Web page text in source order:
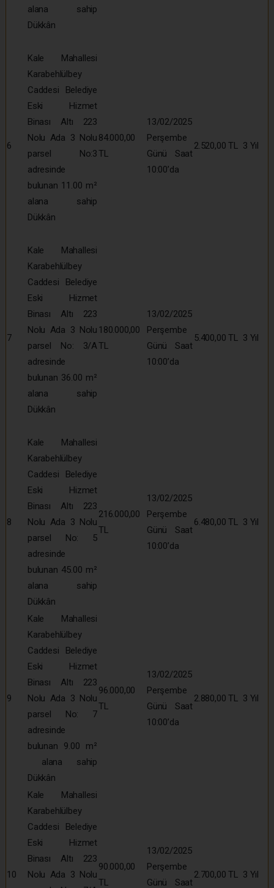
alana sahip
Dükkân
6
Kale Mahallesi
Karabehlülbey
Caddesi Belediye
Eski Hizmet
Binası Altı 223
Nolu Ada 3 Nolu
parsel No:3
adresinde
bulunan 11.00 m²
alana sahip
Dükkân
84.000,00
TL
13/02/2025
Perşembe
Günü Saat
10:00’da
2.520,00 TL 3 Yıl
7
Kale Mahallesi
Karabehlülbey
Caddesi Belediye
Eski Hizmet
Binası Altı 223
Nolu Ada 3 Nolu
parsel No: 3/A
adresinde
bulunan 36.00 m²
alana sahip
Dükkân
180.000,00
TL
13/02/2025
Perşembe
Günü Saat
10:00’da
5.400,00 TL 3 Yıl
8
Kale Mahallesi
Karabehlülbey
Caddesi Belediye
Eski Hizmet
Binası Altı 223
Nolu Ada 3 Nolu
parsel No: 5
adresinde
bulunan 45.00 m²
alana sahip
Dükkân
216.000,00
TL
13/02/2025
Perşembe
Günü Saat
10:00’da
6.480,00 TL 3 Yıl
9
Kale Mahallesi
Karabehlülbey
Caddesi Belediye
Eski Hizmet
Binası Altı 223
Nolu Ada 3 Nolu
parsel No: 7
adresinde
bulunan 9.00 m²
alana sahip
Dükkân
96.000,00
TL
13/02/2025
Perşembe
Günü Saat
10:00’da
2.880,00 TL 3 Yıl
10
Kale Mahallesi
Karabehlülbey
Caddesi Belediye
Eski Hizmet
Binası Altı 223
Nolu Ada 3 Nolu
90.000,00
TL
13/02/2025
Perşembe
Günü Saat
2.700,00 TL 3 Yıl